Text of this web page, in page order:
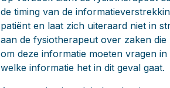
de timing van de
patiënt en laat zich uiteraard niet in
aan de fysiotherapeut over zaken
om deze informatie moeten vragen
welke informatie het in dit geval gaat.